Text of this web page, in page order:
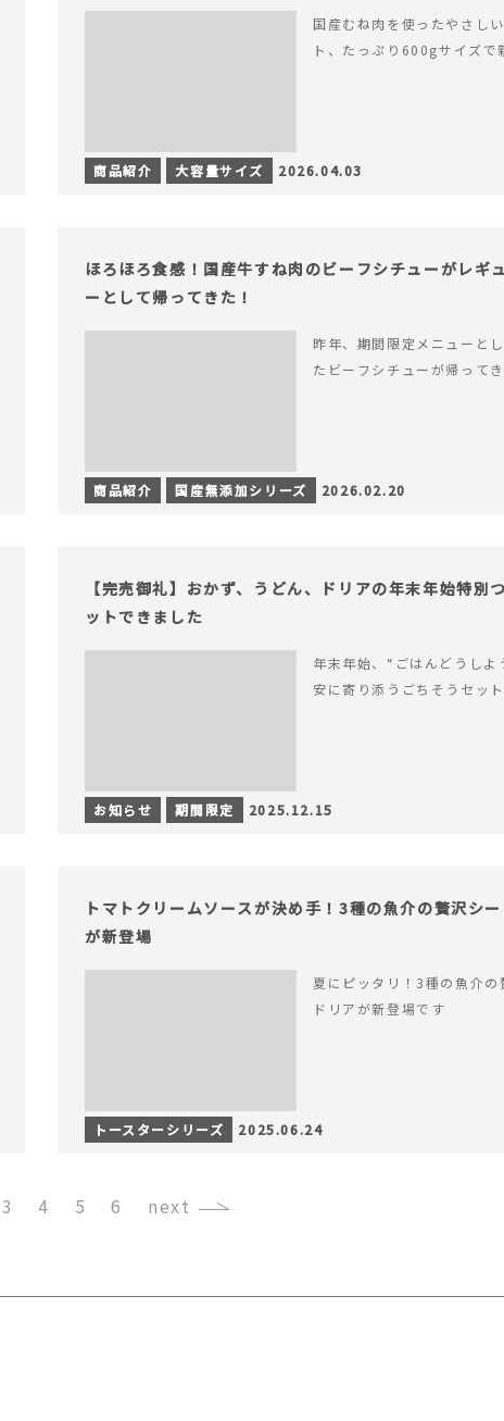
国産むね肉を使ったやさし
ト、たっぷり600gサイズで
商品紹介 大容量サイズ 2026.04.03
ほろほろ食感！国産牛すね肉のビーフシチューがレギ
ーとして帰ってきた！
昨年、期間限定メニューと
たビーフシチューが帰って
商品紹介 国産無添加シリーズ 2026.02.20
【完売御礼】おかず、うどん、ドリアの年末年始特別
ットできました
年末年始、“ごはんどうしよ
安に寄り添うごちそうセッ
お知らせ 期間限定 2025.12.15
トマトクリームソースが決め手！3種の魚介の贅沢シ
が新登場
夏にピッタリ！3種の魚介の
ドリアが新登場です
トースターシリーズ 2025.06.24
3 4 5 6 ›